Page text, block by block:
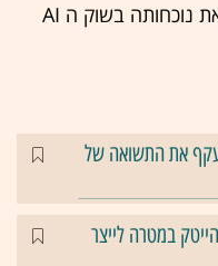
בניית האתרים המסורתי ולהעמיק את נוכחותה בשוק ה AI
אלף ד', והוא עקף את התשואה של
במטרה לייצר